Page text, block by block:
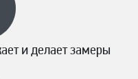
и делает замеры